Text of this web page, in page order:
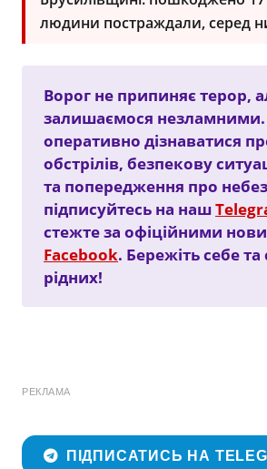
людини постраждали, серед
Ворог не припиняє терор,
залишаємося
оперативно дізнаватися
обстрілів, безпекову
та попередження про
підписуйтесь на наш
стежте за офіційними
Facebook. Бережіть себе та
рідних!
РЕКЛАМА
ПІДПИСАТИСЬ НА